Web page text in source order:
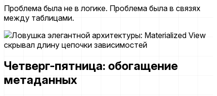
Проблема была не в логике. Проблема была в связях
между таблицами.
Четверг-пятница: обогащение
метаданных